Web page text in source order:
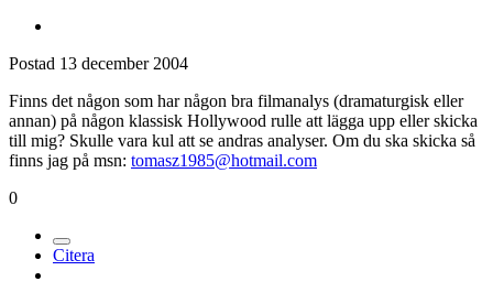
Postad 13 december 2004
Finns det någon som har någon bra filmanalys (dramaturgisk eller
annan) på någon klassisk Hollywood rulle att lägga upp eller skicka
till mig? Skulle vara kul att se andras analyser. Om du ska skicka så
finns jag på msn: tomasz1985@hotmail.com
0
Citera